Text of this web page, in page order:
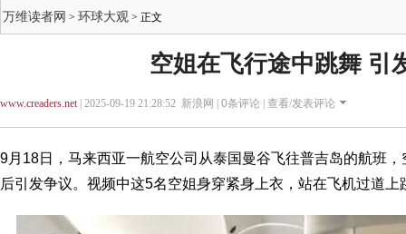
万维读者网 > 环球大观 > 正文
空姐在飞行途中跳舞 引
www.creaders.net| 2025-09-19 21:28:52 新浪网 | 0条评论 | 查看/发表评论
9月18日，马来西亚一航空公司从泰国曼谷飞往普吉岛的航班
后引发争议。视频中这5名空姐身穿紧身上衣，站在飞机过道上